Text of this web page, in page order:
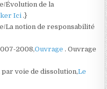
Évolution de la
Ici.}
La notion de responsabilité
2008,Ouvrage. Ouvrage
voie de dissolution,Le